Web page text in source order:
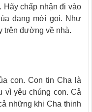
Hãy chấp nhận đi vào
đang mời gọi. Như
trên đường về nhà.
con. Con tin Cha là
vì yêu chúng con. Cả
những khi Cha thinh